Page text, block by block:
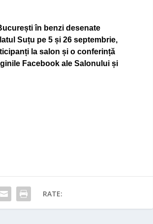
în benzi desenate
Suțu pe 5 și 26 septembrie,
la salon și o conferință
Facebook ale Salonului și
RATE: